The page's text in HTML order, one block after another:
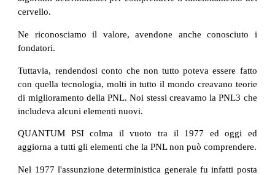
cervello.
Ne riconosciamo il valore, avendone anche conosciuto i
fondatori.
Tuttavia, rendendosi conto che non tutto poteva essere fatto
con quella tecnologia, molti in tutto il mondo creavano teorie
di miglioramento della PNL. Noi stessi creavamo la PNL3 che
includeva alcuni elementi nuovi.
QUANTUM PSI colma il vuoto tra il 1977 ed oggi ed
aggiorna a tutti gli elementi che la PNL non può comprendere.
Nel 1977 l'assunzione deterministica generale fu infatti posta